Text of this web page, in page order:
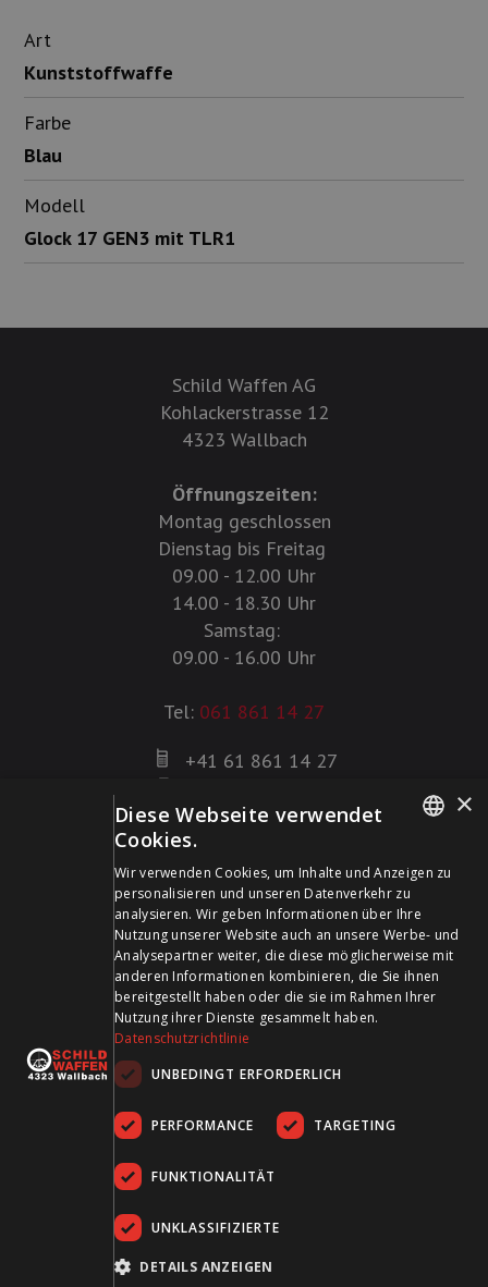
Art
Kunststoffwaffe
Farbe
Blau
Modell
Glock 17 GEN3 mit TLR1
Schild Waffen AG
Kohlackerstrasse 12
4323 Wallbach
Öffnungszeiten:
Montag geschlossen
Dienstag bis Freitag
09.00 - 12.00 Uhr
14.00 - 18.30 Uhr
Samstag:
09.00 - 16.00 Uhr
Tel: 061 861 14 27
+41 61 861 14 27
info@schildwaffen.ch
Zahlungsmittel
Besuchen Sie uns in den Sozialen Medien und bleiben Sie
auf dem Laufenden!
FRENCH
×
Diese Webseite verwendet
Cookies.
Wir verwenden Cookies, um Inhalte und Anzeigen zu
personalisieren und unseren Datenverkehr zu
analysieren. Wir geben Informationen über Ihre
Nutzung unserer Website auch an unsere Werbe- und
Analysepartner weiter, die diese möglicherweise mit
anderen Informationen kombinieren, die Sie ihnen
bereitgestellt haben oder die sie im Rahmen Ihrer
Nutzung ihrer Dienste gesammelt haben.
Datenschutzrichtlinie
UNBEDINGT ERFORDERLICH
PERFORMANCE TARGETING
FUNKTIONALITÄT
UNKLASSIFIZIERTE
DETAILS ANZEIGEN